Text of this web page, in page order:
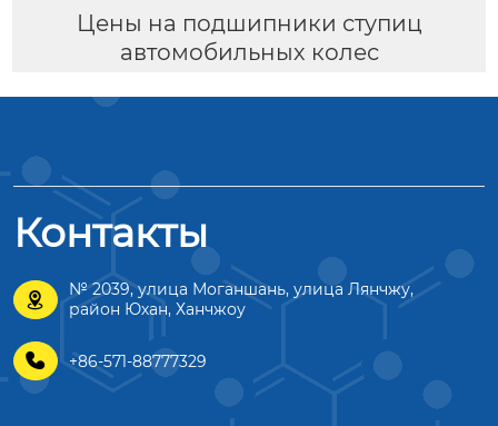
Цены на подшипники ступиц
автомобильных колес
Контакты

№ 2039, улица Моганшань, улица Лянчжу,
район Юхан, Ханчжоу
 +86-571-88777329